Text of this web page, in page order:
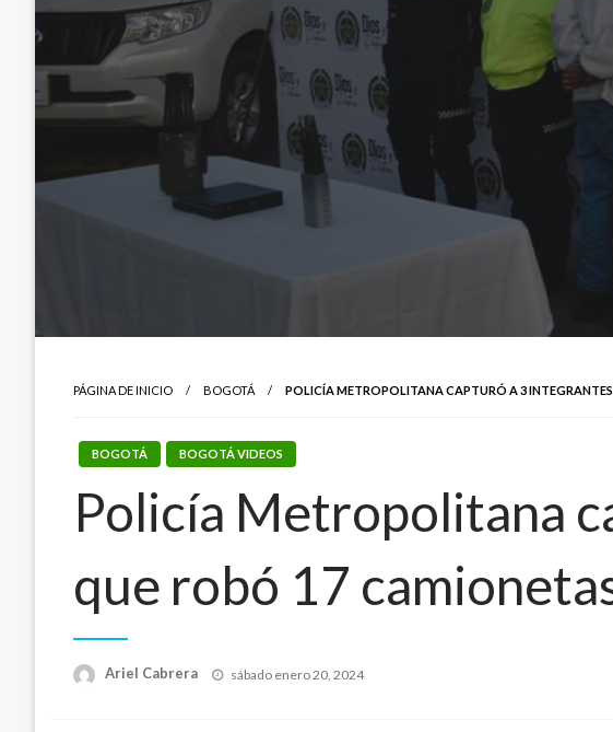
PÁGINA DE INICIO BOGOTÁ POLICÍA METROPOLITANA CAPTURÓ A 3
BOGOTÁ BOGOTÁ VIDEOS
Policía Metropolitana
que robó 17
Ariel Cabrera
Publicado
sábado enero 20, 2024